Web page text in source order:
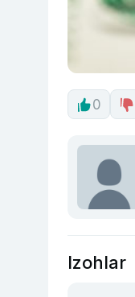
0
Izohlar